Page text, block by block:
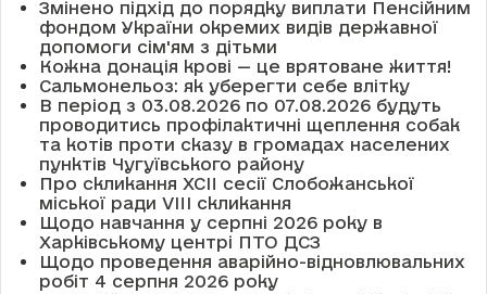
Змінено підхід до порядку виплати Пенсійним
фондом України окремих видів державної
допомоги сім'ям з дітьми
Кожна донація крові — це врятоване життя!
Сальмонельоз: як уберегти себе влітку
В період з 03.08.2026 по 07.08.2026 будуть
проводитись профілактичні щеплення собак
та котів проти сказу в громадах населених
пунктів Чугуївського району
Про скликання XCII сесії Слобожанської
міської ради VIII скликання
Щодо навчання у серпні 2026 року в
Харківському центрі ПТО ДСЗ
Щодо проведення аварійно-відновлювальних
робіт 4 серпня 2026 року